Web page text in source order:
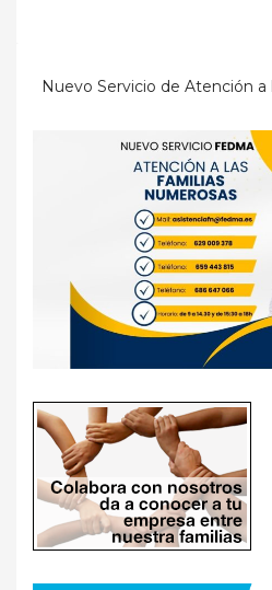
Nuevo Servicio de Atención a